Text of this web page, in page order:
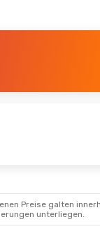
-
Preise galten
unterliegen.